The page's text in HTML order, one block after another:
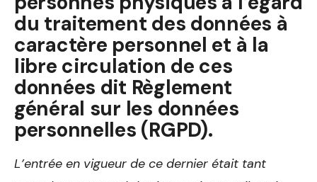
du traitement des données à
caractère personnel et à la
libre circulation de ces
données dit Règlement
général sur les données
personnelles (RGPD).
L’entrée en vigueur de ce dernier était tant